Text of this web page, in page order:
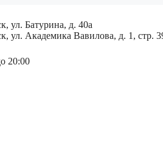
ул. Батурина, д. 40а
ул. Академика Вавилова, д. 1, стр.
20:00